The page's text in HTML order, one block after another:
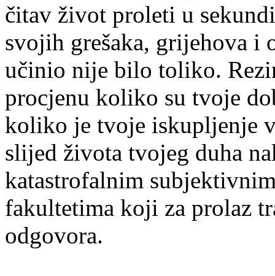
čitav život proleti u
svojih grešaka, grijehova i
učinio nije bilo toliko.
procjenu koliko su tvoje
koliko je tvoje iskupljenje
slijed života tvojeg duha
katastrofalnim
fakultetima koji za prolaz
odgovora.